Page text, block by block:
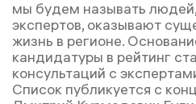
мы будем называть
экспертов, оказывают
жизнь в регионе.
кандидатуры в рейтинг
консультаций с
Список публикуется с